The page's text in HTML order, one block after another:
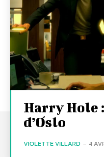
Harry Hole
d’Oslo
VIOLETTE VILLARD - 4